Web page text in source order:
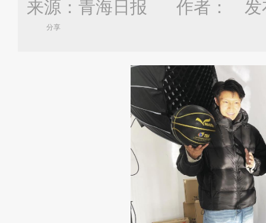
来源：青海日报 作者： 发
分享